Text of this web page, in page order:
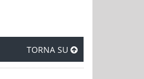
TORNA SU